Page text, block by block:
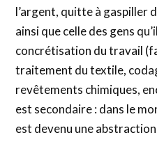
l’argent, quitte à gaspiller
ainsi que celle des gens
concrétisation du travail
traitement du textile,
revêtements chimiques,
est secondaire : dans le
est devenu une